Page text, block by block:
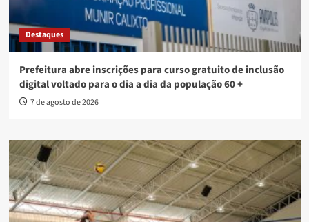
Destaques
Prefeitura abre inscrições para curso gratuito de inclusão
digital voltado para o dia a dia da população 60 +
7 de agosto de 2026